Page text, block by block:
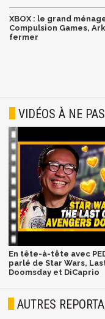
XBOX : le grand
Compulsion Games,
fermer
VIDÉOS À NE
En tête-à-tête avec
parlé de Star Wars,
Doomsday et DiCaprio
AUTRES